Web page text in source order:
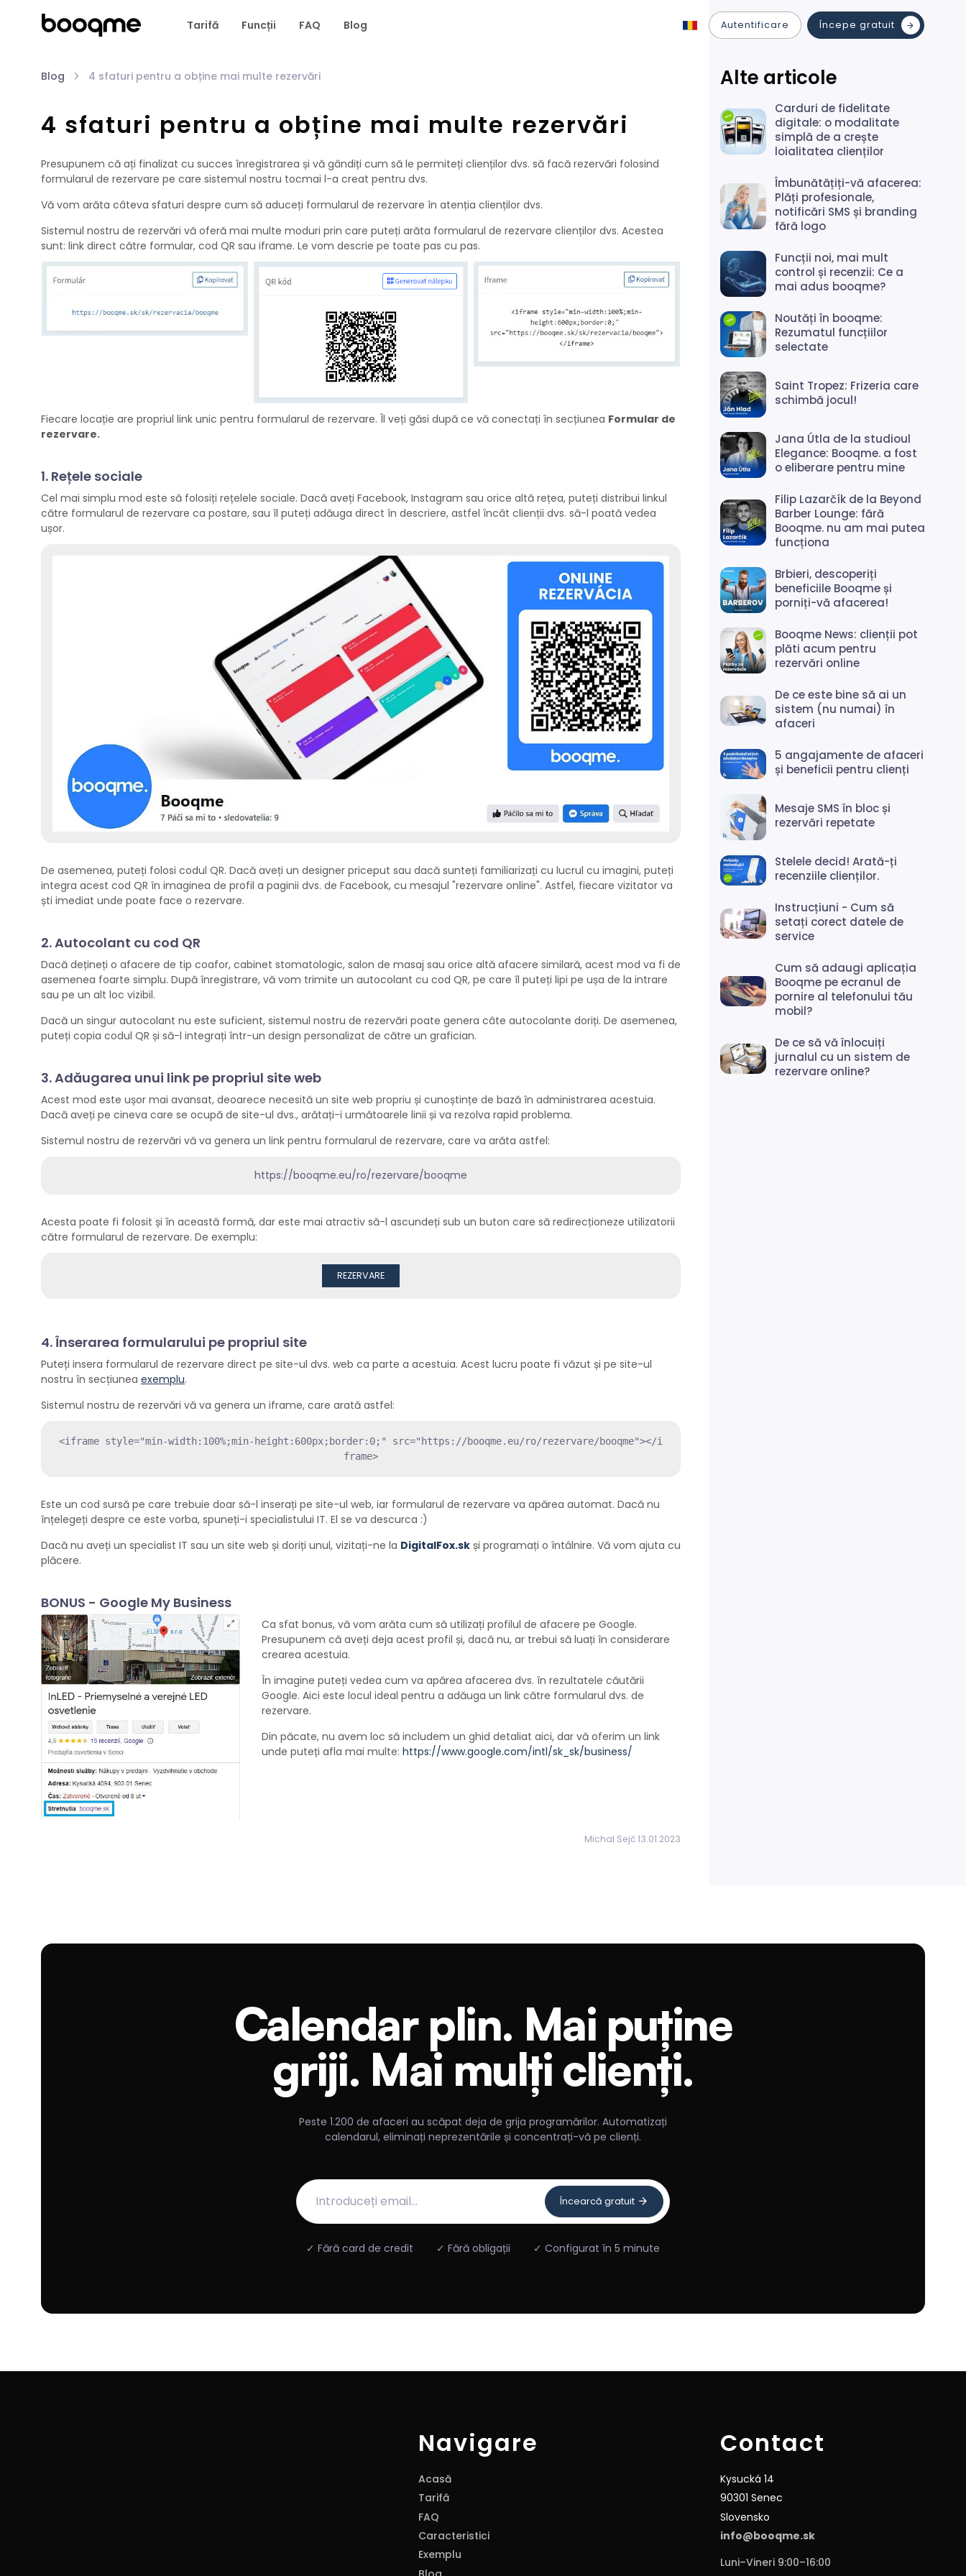
Autentificare Începe gratuit
Tarifă Funcții FAQ Blog
Blog 4 sfaturi pentru a obține mai multe rezervări
4 sfaturi pentru a obține mai multe rezervări
Presupunem că ați finalizat cu succes înregistrarea și vă gândiți cum să le permiteți clienților dvs. să facă rezervări folosind
formularul de rezervare pe care sistemul nostru tocmai l-a creat pentru dvs.
Vă vom arăta câteva sfaturi despre cum să aduceți formularul de rezervare în atenția clienților dvs.
Sistemul nostru de rezervări vă oferă mai multe moduri prin care puteți arăta formularul de rezervare clienților dvs. Acestea
sunt: link direct către formular, cod QR sau iframe. Le vom descrie pe toate pas cu pas.
Fiecare locație are propriul link unic pentru formularul de rezervare. Îl veți găsi după ce vă conectați în secțiunea Formular de
rezervare.
1. Rețele sociale
Cel mai simplu mod este să folosiți rețelele sociale. Dacă aveți Facebook, Instagram sau orice altă rețea, puteți distribui linkul
către formularul de rezervare ca postare, sau îl puteți adăuga direct în descriere, astfel încât clienții dvs. să-l poată vedea
ușor.
De asemenea, puteți folosi codul QR. Dacă aveți un designer priceput sau dacă sunteți familiarizați cu lucrul cu imagini, puteți
integra acest cod QR în imaginea de profil a paginii dvs. de Facebook, cu mesajul "rezervare online". Astfel, fiecare vizitator va
ști imediat unde poate face o rezervare.
2. Autocolant cu cod QR
Dacă dețineți o afacere de tip coafor, cabinet stomatologic, salon de masaj sau orice altă afacere similară, acest mod va fi de
asemenea foarte simplu. După înregistrare, vă vom trimite un autocolant cu cod QR, pe care îl puteți lipi pe ușa de la intrare
sau pe un alt loc vizibil.
Dacă un singur autocolant nu este suficient, sistemul nostru de rezervări poate genera câte autocolante doriți. De asemenea,
puteți copia codul QR și să-l integrați într-un design personalizat de către un grafician.
3. Adăugarea unui link pe propriul site web
Acest mod este ușor mai avansat, deoarece necesită un site web propriu și cunoștințe de bază în administrarea acestuia.
Dacă aveți pe cineva care se ocupă de site-ul dvs., arătați-i următoarele linii și va rezolva rapid problema.
Sistemul nostru de rezervări vă va genera un link pentru formularul de rezervare, care va arăta astfel:
https://booqme.eu/ro/rezervare/booqme
Acesta poate fi folosit și în această formă, dar este mai atractiv să-l ascundeți sub un buton care să redirecționeze utilizatorii
către formularul de rezervare. De exemplu:
REZERVARE
4. Înserarea formularului pe propriul site
Puteți insera formularul de rezervare direct pe site-ul dvs. web ca parte a acestuia. Acest lucru poate fi văzut și pe site-ul
nostru în secțiunea exemplu.
Sistemul nostru de rezervări vă va genera un iframe, care arată astfel:
<iframe style="min-width:100%;min-height:600px;border:0;" src="https://booqme.eu/ro/rezervare/booqme"></i
frame>
Este un cod sursă pe care trebuie doar să-l inserați pe site-ul web, iar formularul de rezervare va apărea automat. Dacă nu
înțelegeți despre ce este vorba, spuneți-i specialistului IT. El se va descurca :)
Dacă nu aveți un specialist IT sau un site web și doriți unul, vizitați-ne la DigitalFox.sk și programați o întâlnire. Vă vom ajuta cu
plăcere.
BONUS - Google My Business
Ca sfat bonus, vă vom arăta cum să utilizați profilul de afacere pe Google.
Presupunem că aveți deja acest profil și, dacă nu, ar trebui să luați în considerare
crearea acestuia.
În imagine puteți vedea cum va apărea afacerea dvs. în rezultatele căutării
Google. Aici este locul ideal pentru a adăuga un link către formularul dvs. de
rezervare.
Din păcate, nu avem loc să includem un ghid detaliat aici, dar vă oferim un link
unde puteți afla mai multe: https://www.google.com/intl/sk_sk/business/
Michal Sejč 13.01.2023
Alte articole
Carduri de fidelitate
digitale: o modalitate
simplă de a crește
loialitatea clienților
Îmbunătățiți-vă afacerea:
Plăți profesionale,
notificări SMS și branding
fără logo
Funcții noi, mai mult
control și recenzii: Ce a
mai adus booqme?
Noutăți în booqme:
Rezumatul funcțiilor
selectate
Saint Tropez: Frizeria care
schimbă jocul!
Jana Útla de la studioul
Elegance: Booqme. a fost
o eliberare pentru mine
Filip Lazarčík de la Beyond
Barber Lounge: fără
Booqme. nu am mai putea
funcționa
Brbieri, descoperiți
beneficiile Booqme și
porniți-vă afacerea!
Booqme News: clienții pot
plăti acum pentru
rezervări online
De ce este bine să ai un
sistem (nu numai) în
afaceri
5 angajamente de afaceri
și beneficii pentru clienți
Mesaje SMS în bloc și
rezervări repetate
Stelele decid! Arată-ți
recenziile clienților.
Instrucțiuni - Cum să
setați corect datele de
service
Cum să adaugi aplicația
Booqme pe ecranul de
pornire al telefonului tău
mobil?
De ce să vă înlocuiți
jurnalul cu un sistem de
rezervare online?
Calendar plin. Mai puține
griji. Mai mulți clienți.
Peste 1.200 de afaceri au scăpat deja de grija programărilor. Automatizați
calendarul, eliminați neprezentările și concentrați-vă pe clienți.
Încearcă gratuit
✓ Fără card de credit ✓ Fără obligații ✓ Configurat în 5 minute
Navigare
Acasă
Tarifă
FAQ
Caracteristici
Exemplu
Contact
Kysucká 14
90301 Senec
Slovensko
info@booqme.sk
Luni–Vineri 9:00–16:00